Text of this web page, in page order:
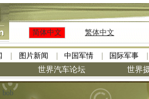
简体中文 繁体中文
图片新闻 中国军情 国际军事
世界汽车论坛 世界
bob